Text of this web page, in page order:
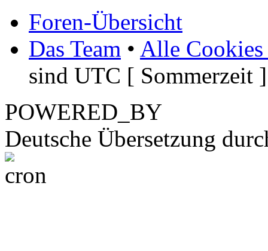
Foren-Übersicht
Das Team • Alle Cookies
sind UTC [ Sommerzeit ]
POWERED_BY
Deutsche Übersetzung